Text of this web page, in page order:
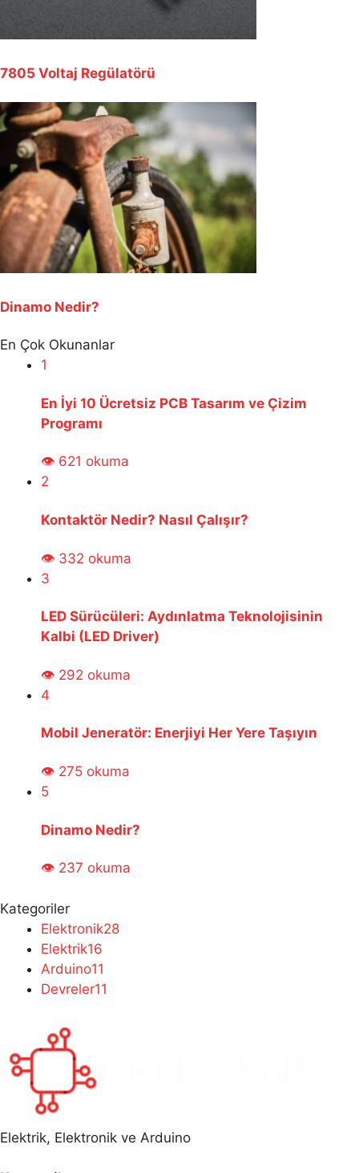
7805 Voltaj Regülatörü
Dinamo Nedir?
En Çok Okunanlar
1
En İyi 10 Ücretsiz PCB Tasarım ve Çizim
Programı
👁 621 okuma
2
Kontaktör Nedir? Nasıl Çalışır?
👁 332 okuma
3
LED Sürücüleri: Aydınlatma Teknolojisinin
Kalbi (LED Driver)
👁 292 okuma
4
Mobil Jeneratör: Enerjiyi Her Yere Taşıyın
👁 275 okuma
5
Dinamo Nedir?
👁 237 okuma
Kategoriler
Elektronik28
Elektrik16
Arduino11
Devreler11
Elektrik, Elektronik ve Arduino